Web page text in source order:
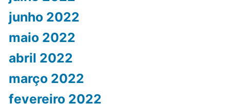
junho 2022
maio 2022
abril 2022
março 2022
fevereiro 2022